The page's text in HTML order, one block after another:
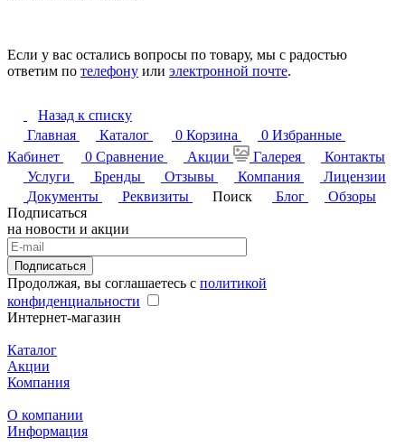
Если у вас остались вопросы по товару, мы с радостью
ответим по телефону или электронной почте.
Назад к списку
Главная
Каталог 0 Корзина 0 Избранные
Кабинет
0 Сравнение Акции Галерея
Контакты
Услуги
Бренды Отзывы Компания
Лицензии
Документы
Реквизиты Поиск Блог
Обзоры
Подписаться
на новости и акции
Подписаться
Продолжая, вы соглашаетесь с политикой
конфиденциальности
Интернет-магазин
Каталог
Акции
Компания
О компании
Информация